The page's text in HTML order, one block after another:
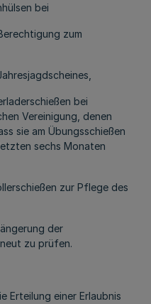
bei
zum
bei
Vereinigung, denen
sie am Übungsschießen
sechs Monaten
zur Pflege des
der
zu prüfen.
Erteilung einer Erlaubnis